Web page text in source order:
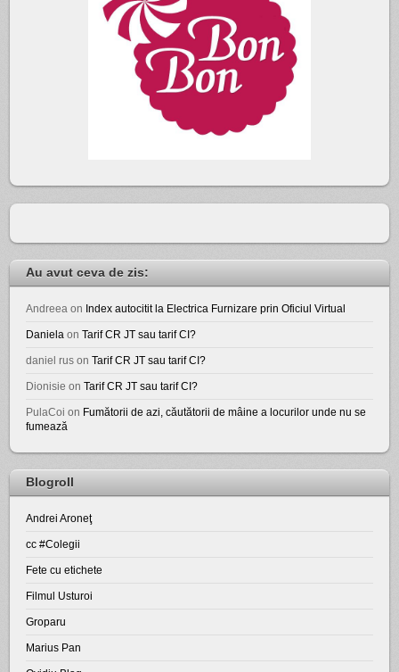
Au avut ceva de zis:
Andreea on Index autocitit la Electrica Furnizare prin Oficiul Virtual
Daniela onTarif CR JT sau tarif CI?
daniel rus onTarif CR JT sau tarif CI?
Dionisie onTarif CR JT sau tarif CI?
PulaCoi on Fumătorii de azi, căutătorii de mâine a locurilor unde nu se
fumează
Blogroll
Andrei Aroneţ
cc #Colegii
Fete cu etichete
Filmul Usturoi
Groparu
Marius Pan